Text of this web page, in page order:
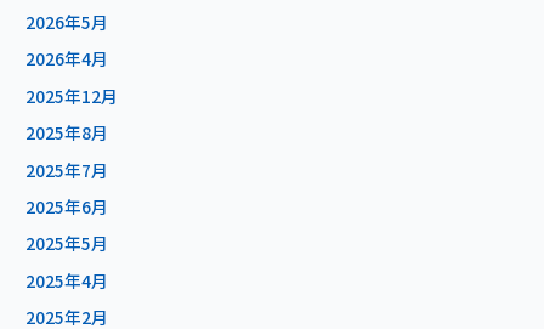
2026年5月
2026年4月
2025年12月
2025年8月
2025年7月
2025年6月
2025年5月
2025年4月
2025年2月